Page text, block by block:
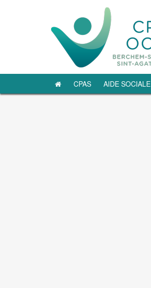
CPAS AIDE SOCIALE